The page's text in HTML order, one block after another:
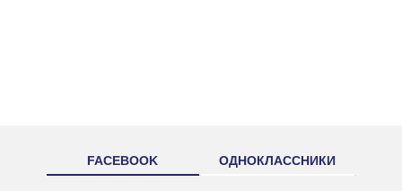
FACEBOOK ОДНОКЛАССНИКИ